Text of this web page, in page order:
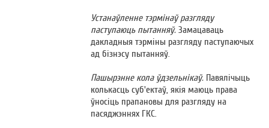
Устанаўленне тэрмінаў разгляду
паступаюць пытанняў. Замацаваць
дакладныя тэрміны разгляду паступаючых
ад бізнэсу пытанняў.
Пашырэнне кола ўдзельнікаў. Павялічыць
колькасць суб'ектаў, якія маюць права
ўносіць прапановы для разгляду на
пасяджэннях ГКС.